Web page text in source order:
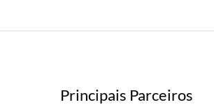
Principais Parceiros